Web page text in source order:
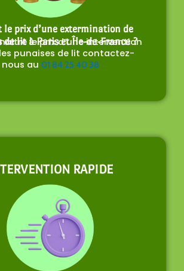
le prix d’une extermination de
de lit à Paris et Île-de-France ?
le prix d’une intervention
punaises de lit contactez-
nous au 01 84 25 40 38
RAPIDE